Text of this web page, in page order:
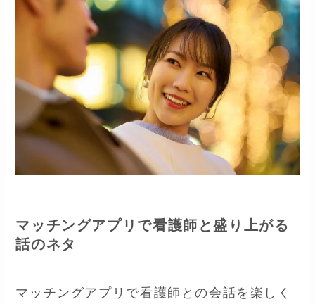
マッチングアプリで看護師と盛り上がる
話のネタ
マッチングアプリで看護師との会話を楽しく